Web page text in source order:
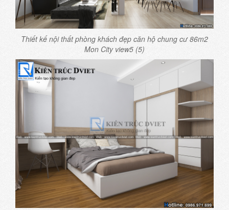
Thiết kế nội thất phòng khách đẹp căn hộ chung cư 86m2
Mon City view5 (5)